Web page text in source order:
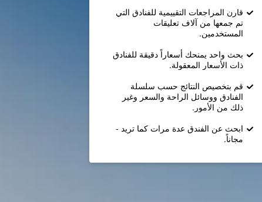
قارن المراجعات التقييمية للفنادق التي
تم جمعها من آلاف تعليقات
المستخدمين.
بحث واحد يمنحك أسعاراً دقيقة للفنادق
ذات الأسعار المعقولة.
قم بتخصيص النتائج حسب سلسلة
الفنادق ووسائل الراحة والسعر وغير
ذلك من الأمور.
ابحث عن الفندق عدة مرات كما تريد -
مجاناً.